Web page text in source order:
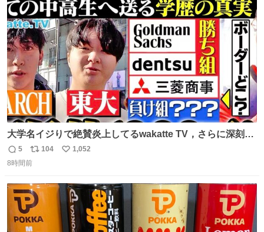
ト
数
数
大学名イジりで絶賛炎上してるwakatte TV，さらに深刻な
問題はこっちでは？ ・都内の特定企業に入るのを極度に推
奨し，それ以外の地域で堅実に生きるのを周縁化する ・恋
化する ・院生が研究環境を求め他大学に移るのを批判する
過去例↓
返
信
5
リ
ポ
ト
数
104
い
数
1,052
8時間前